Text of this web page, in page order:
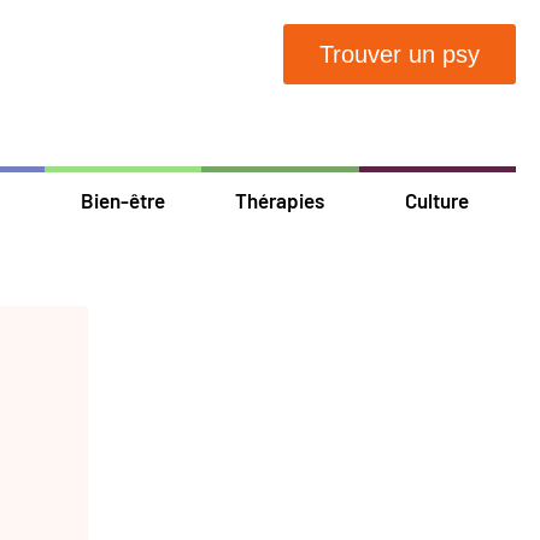
Trouver un psy
Bien-être Thérapies Culture